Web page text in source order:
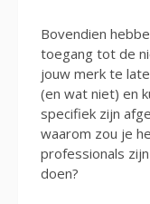
Bovendien
toegang tot de
jouw merk te
(en wat niet) en
specifiek zijn
waarom zou je
professionals
doen?